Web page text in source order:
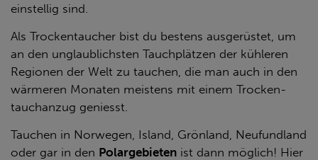
einstellig sind.
Als Tro­ck­en­tau­cher bist du bes­tens aus­ge­rüs­tet, um
an den un­glaub­lichs­ten Tauch­plät­zen der küh­le­ren
Re­gio­nen der Welt zu tau­chen, die man auch in den
wär­me­ren Mo­na­ten meis­tens mit einem Tro­ck­en­
tauch­an­zug ge­niesst.
Tauchen in Norwegen, Island, Grönland, Neufundland
oder gar in den Polargebieten ist dann möglich! Hier